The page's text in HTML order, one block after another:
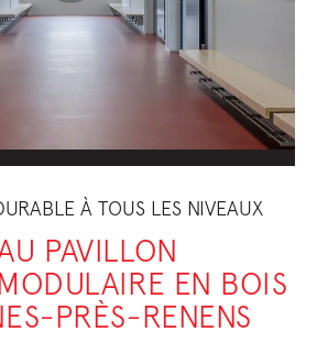
À TOUS LES NIVEAUX
PAVILLON
EN BOIS
PRÈS-RENENS